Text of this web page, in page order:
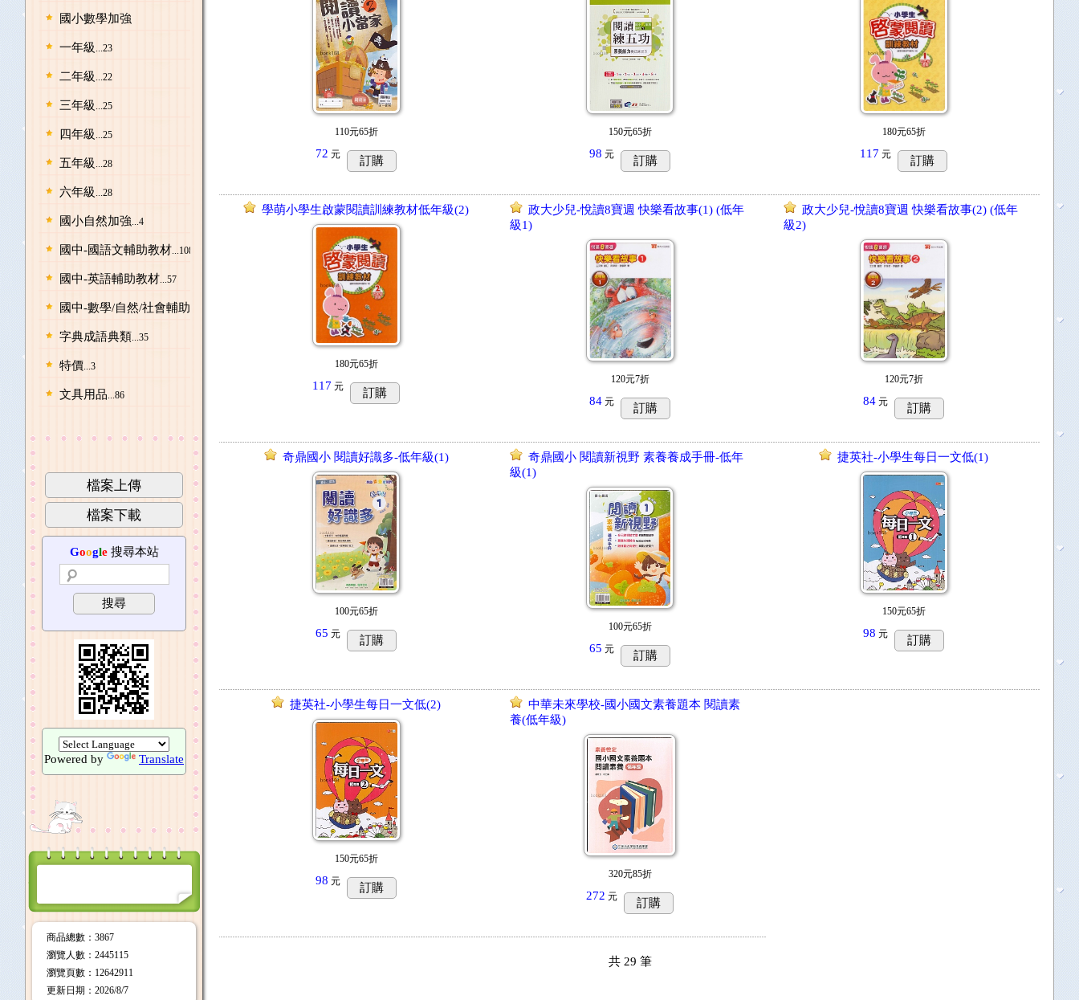
國小數學加強
一年級 ...23
二年級 ...22
三年級 ...25
四年級 ...25
五年級 ...28
六年級 ...28
國小自然加強 ...4
國中-國語文輔助教材 ...108
國中-英語輔助教材 ...57
國中-數學/自然/社會輔助教材
字典成語典類 ...35
特價 ...3
文具用品 ...86
檔案上傳
檔案下載
Google搜尋本站
搜尋
Powered by Translate
商品總數 ：3867
瀏覽人數 ： 2445115
瀏覽頁數 ： 12642911
更新日期 ：2026/8/7
110元65折
72 元 訂購
150元65折
98 元 訂購
180元65折
117 元 訂購
學萌小學生啟蒙閱讀訓練教材低年級(2)
180元65折
117 元 訂購
政大少兒-悅讀8寶週 快樂看故事(1) (低年
級1)
120元7折
84 元 訂購
政大少兒-悅讀8寶週 快樂看故事(2) (低年
級2)
120元7折
84 元 訂購
奇鼎國小 閱讀好識多-低年級(1)
100元65折
65 元 訂購
奇鼎國小 閱讀新視野 素養養成手冊-低年
級(1)
100元65折
65 元 訂購
捷英社-小學生每日一文低(1)
150元65折
98 元 訂購
捷英社-小學生每日一文低(2)
150元65折
98 元 訂購
中華未來學校-國小國文素養題本 閱讀素
養(低年級)
320元85折
272 元 訂購
共29 筆